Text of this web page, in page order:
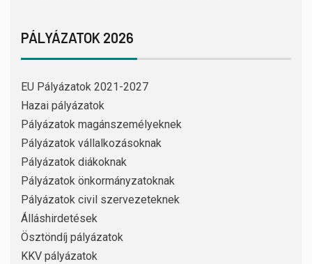
PÁLYÁZATOK 2026
EU Pályázatok 2021-2027
Hazai pályázatok
Pályázatok magánszemélyeknek
Pályázatok vállalkozásoknak
Pályázatok diákoknak
Pályázatok önkormányzatoknak
Pályázatok civil szervezeteknek
Álláshirdetések
Ösztöndíj pályázatok
KKV pályázatok